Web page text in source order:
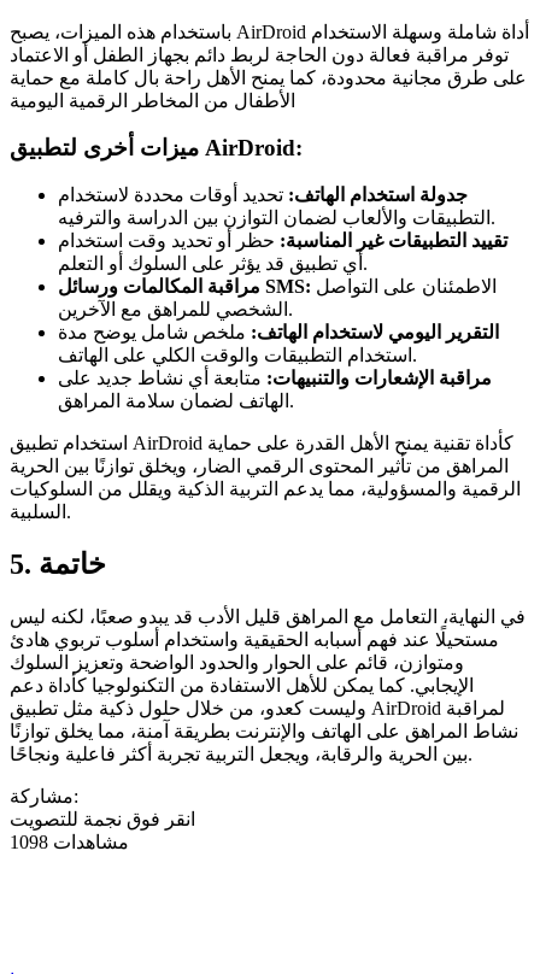
باستخدام هذه الميزات، يصبح AirDroid أداة شاملة وسهلة الاستخدام
توفر مراقبة فعالة دون الحاجة لربط دائم بجهاز الطفل أو الاعتماد
على طرق مجانية محدودة، كما يمنح الأهل راحة بال كاملة مع حماية
الأطفال من المخاطر الرقمية اليومية
ميزات أخرى لتطبيق AirDroid:
جدولة استخدام الهاتف: تحديد أوقات محددة لاستخدام
التطبيقات والألعاب لضمان التوازن بين الدراسة والترفيه.
تقييد التطبيقات غير المناسبة: حظر أو تحديد وقت استخدام
أي تطبيق قد يؤثر على السلوك أو التعلم.
مراقبة المكالمات ورسائل SMS: الاطمئنان على التواصل
الشخصي للمراهق مع الآخرين.
التقرير اليومي لاستخدام الهاتف: ملخص شامل يوضح مدة
استخدام التطبيقات والوقت الكلي على الهاتف.
مراقبة الإشعارات والتنبيهات: متابعة أي نشاط جديد على
الهاتف لضمان سلامة المراهق.
استخدام تطبيق AirDroid كأداة تقنية يمنح الأهل القدرة على حماية
المراهق من تأثير المحتوى الرقمي الضار، ويخلق توازنًا بين الحرية
الرقمية والمسؤولية، مما يدعم التربية الذكية ويقلل من السلوكيات
السلبية.
5. خاتمة
في النهاية، التعامل مع المراهق قليل الأدب قد يبدو صعبًا، لكنه ليس
مستحيلًا عند فهم أسبابه الحقيقية واستخدام أسلوب تربوي هادئ
ومتوازن، قائم على الحوار والحدود الواضحة وتعزيز السلوك
الإيجابي. كما يمكن للأهل الاستفادة من التكنولوجيا كأداة دعم
وليست كعدو، من خلال حلول ذكية مثل تطبيق AirDroid لمراقبة
نشاط المراهق على الهاتف والإنترنت بطريقة آمنة، مما يخلق توازنًا
بين الحرية والرقابة، ويجعل التربية تجربة أكثر فاعلية ونجاحًا.
مشاركة:
انقر فوق نجمة للتصويت
1098 مشاهدات